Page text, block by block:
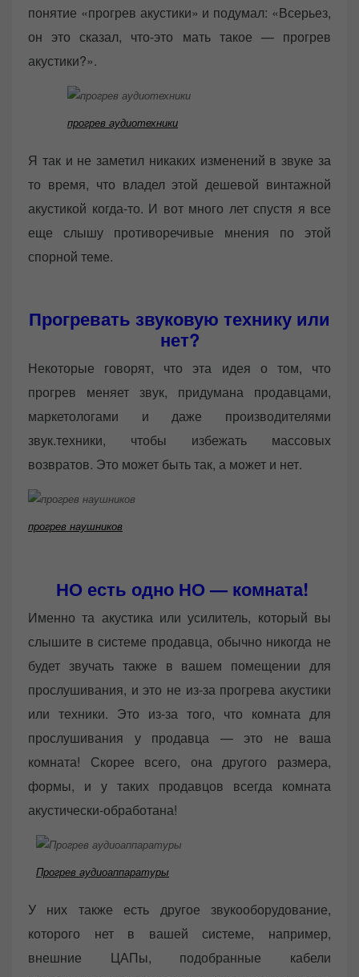
понятие «прогрев акустики» и подумал: «Всерьез,
он это сказал, что-это мать такое — прогрев
акустики?».
прогрев аудиотехники
Я так и не заметил никаких изменений в звуке за
то время, что владел этой дешевой винтажной
акустикой когда-то. И вот много лет спустя я все
еще слышу противоречивые мнения по этой
спорной теме.
Прогревать звуковую технику или
нет?
Некоторые говорят, что эта идея о том, что
прогрев меняет звук, придумана продавцами,
маркетологами и даже производителями
звук.техники, чтобы избежать массовых
возвратов. Это может быть так, а может и нет.
прогрев наушников
НО есть одно НО — комната!
Именно та акустика или усилитель, который вы
слышите в системе продавца, обычно никогда не
будет звучать также в вашем помещении для
прослушивания, и это не из-за прогрева акустики
или техники. Это из-за того, что комната для
прослушивания у продавца — это не ваша
комната! Скорее всего, она другого размера,
формы, и у таких продавцов всегда комната
акустически-обработана!
Прогрев аудиоаппаратуры
У них также есть другое звукооборудование,
которого нет в вашей системе, например,
внешние ЦАПы, подобранные кабели